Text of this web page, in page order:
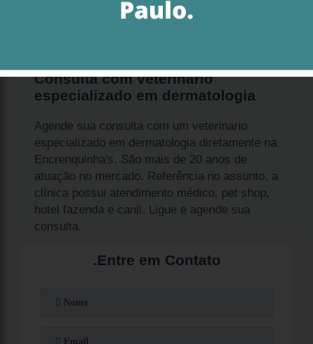
ou aparição de carrapatos, agende uma
Consulta com veterinario
especializado em dermatologia
Agende sua consulta com um veterinario
especializado em dermatologia diretamente na
Encrenquinha's. São mais de 20 anos de
atuação no mercado. Referência no assunto, a
clínica possui atendimento médico, pet shop,
hotel fazenda e canil. Ligue e agende sua
consulta.
.Entre em Contato